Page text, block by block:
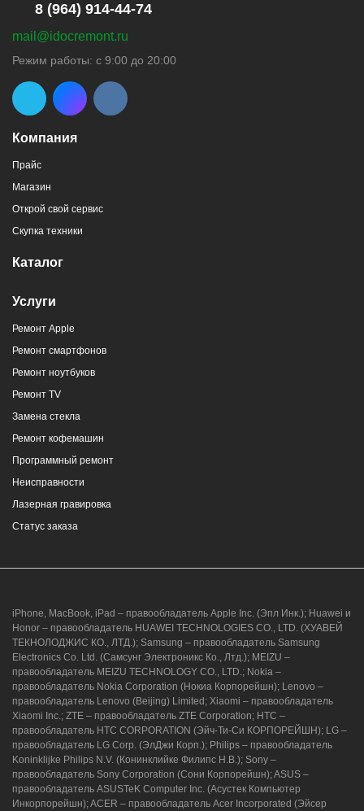
8 (964) 914-44-74
8 (964) 914-44-74
г. Новороссийск, ул. Героев Десантников,
2/4
8 (964) 914-44-74
г. Новороссийск, ул. Героев Десантников,
г. Новороссийск, ул. Героев Десантников,
2/3
8 (964) 914-44-74(с 9:00 до 20:00)
Компания
Прайс
Магазин
Открой свой сервис
Скупка техники
Каталог
Услуги
Ремонт Apple
Ремонт смартфонов
Ремонт ноутбуков
Ремонт TV
Замена стекла
Ремонт кофемашин
Программный ремонт
Неисправности
Лазерная гравировка
Статус заказа
8 (964) 914-44-74
mail@idocremont.ru
Режим работы: с 9:00 до 20:00
iPhone, MacBook, iPad – правообладатель Apple Inc. (Эпл Инк.); Huawei и
Honor – правообладатель HUAWEI TECHNOLOGIES CO., LTD. (ХУАВЕЙ
ТЕКНОЛОДЖИС КО., ЛТД.); Samsung – правообладатель Samsung
Electronics Co. Ltd. (Самсунг Электроникс Ко., Лтд.); MEIZU –
правообладатель MEIZU TECHNOLOGY CO., LTD.; Nokia –
правообладатель Nokia Corporation (Нокиа Корпорейшн); Lenovo –
правообладатель Lenovo (Beijing) Limited; Xiaomi – правообладатель
Xiaomi Inc.; ZTE – правообладатель ZTE Corporation; HTC –
правообладатель HTC CORPORATION (Эйч-Ти-Си КОРПОРЕЙШН); LG –
правообладатель LG Corp. (ЭлДжи Корп.); Philips – правообладатель
Koninklijke Philips N.V. (Конинклийке Филипс Н.В.); Sony –
правообладатель Sony Corporation (Сони Корпорейшн); ASUS –
правообладатель ASUSTeK Computer Inc. (Асустек Компьютер
Инкорпорейшн); ACER – правообладатель Acer Incorporated (Эйсер